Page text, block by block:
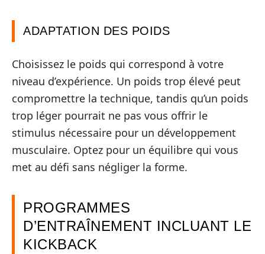
ADAPTATION DES POIDS
Choisissez le poids qui correspond à votre
niveau d’expérience. Un poids trop élevé peut
compromettre la technique, tandis qu’un poids
trop léger pourrait ne pas vous offrir le
stimulus nécessaire pour un développement
musculaire. Optez pour un équilibre qui vous
met au défi sans négliger la forme.
PROGRAMMES
D’ENTRAÎNEMENT INCLUANT LE
KICKBACK